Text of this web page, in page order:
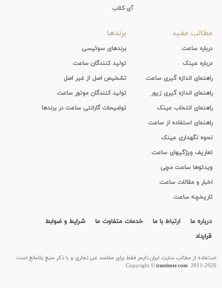
آی-کلاب
مطالب مفید
درباره ساعت
درباره عینک
راهنمای اندازه گیری ساعت
راهنمای اندازه گیری زیور
راهنمای انتخاب عینک
راهنمای استفاده از ساعت
نحوه نگهداری عینک
تعاریف ویژگیهای ساعت
ویدئوها ساعت مچی
اخبار و مقالات ساعت
تاریخچه ساعت
برندها
برندهای سوئیسی
تولید کنندگان ساعت
تشخیص اصل از غیر اصل
تولید کنندگان موتور ساعت
توضیحات گارانتی ساعت در برندها
درباره ما ارتباط با ما خدمات متفاوت ما
شرایط و ضوابط
قرارداد
استفاده از مطالب سايت ایران تایمر فقط برای مقاصد غیر تجاری و با ذکر منبع بلامانع است.
Copyright ©irantimer.com2011-2026